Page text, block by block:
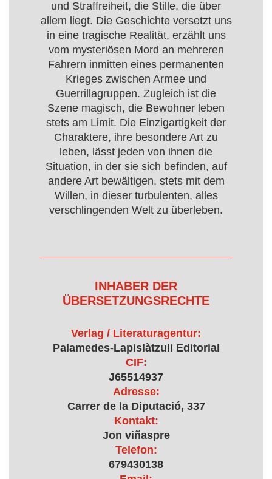
und Straffreiheit, die Stille, die über
allem liegt. Die Geschichte versetzt uns
in eine tragische Realität, erzählt uns
vom mysteriösen Mord an mehreren
Fahrern inmitten eines permanenten
Krieges zwischen Armee und
Guerrillagruppen. Zugleich ist die
Szene magisch, die Bewohner leben
stets am Limit. Die Einzigartigkeit der
Charaktere, ihre besondere Art zu
leben, lässt jeden von ihnen die
Situation, in der sie sich befinden, auf
andere Art bewältigen, stets mit dem
Willen, in dieser turbulenten, alles
verschlingenden Welt zu überleben.
INHABER DER
ÜBERSETZUNGSRECHTE
Verlag / Literaturagentur:
Palamedes-Lapislàtzuli Editorial
CIF:
J65514937
Adresse:
Carrer de la Diputació, 337
Kontakt:
Jon viñaspre
Telefon:
679430138